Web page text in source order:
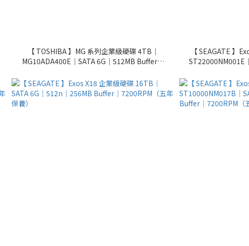
【 TOSHIBA 】MG 系列企業級硬碟 4TB｜
MG10ADA400E｜SATA 6G｜512MB Buffer｜
【 SEAGATE 】
ST22000NM001E